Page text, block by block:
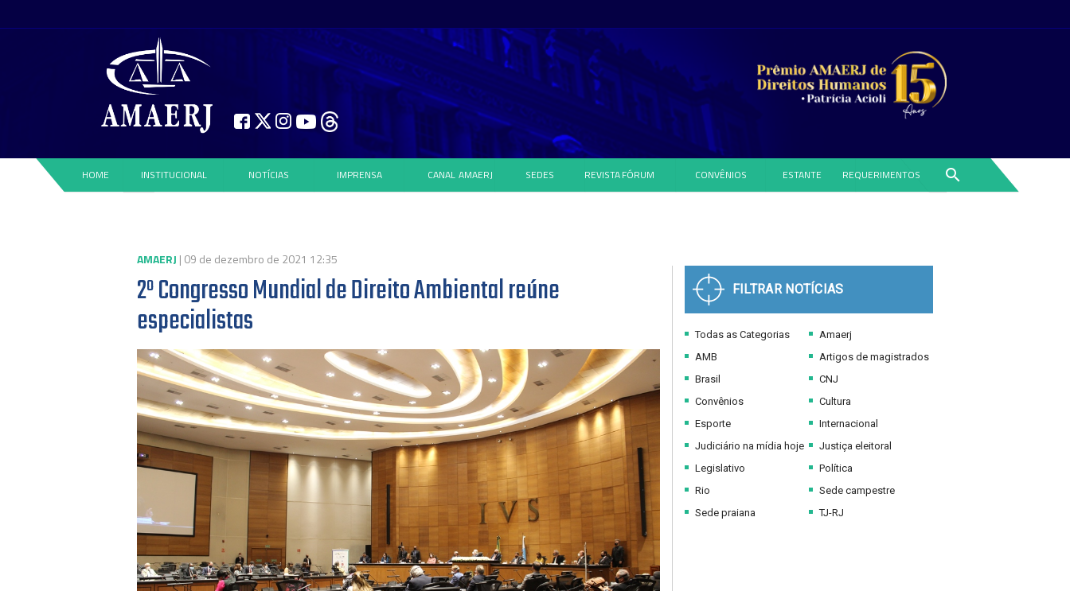
HOME INSTITUCIONAL NOTÍCIAS IMPRENSA CANAL AMAERJ SEDES REVISTAFÓRUM CONVÊNIOS ESTANTE REQUERIMENTOS search
AMAERJ | 09 de dezembro de 2021 12:35
2º Congresso Mundial de Direito Ambiental reúne
especialistas
FILTRAR NOTÍCIAS
Todas as Categorias
AMB
Brasil
Convênios
Esporte
Judiciário na mídia hoje
Legislativo
Rio
Sede praiana
Amaerj
Artigos de magistrados
CNJ
Cultura
Internacional
Justiça eleitoral
Política
Sede campestre
TJ-RJ